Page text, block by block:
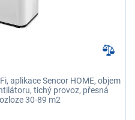
aplikace Sencor HOME, objem
tichý provoz, přesná
30-89 m2